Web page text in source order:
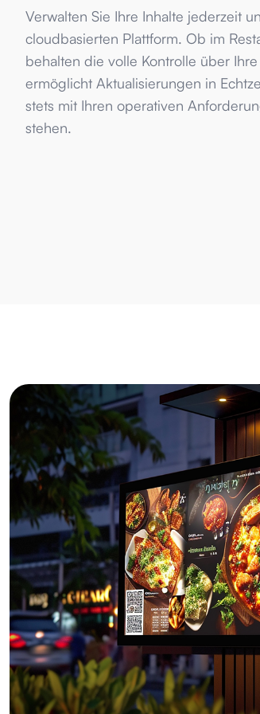
Verwalten Sie Ihre Inhalte jederzeit
cloudbasierten Plattform. Ob im
behalten die volle Kontrolle über
ermöglicht Aktualisierungen in
stets mit Ihren operativen
stehen.